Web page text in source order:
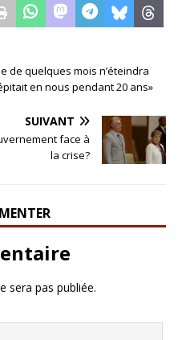
de quelques mois n’éteindra
en nous pendant 20 ans»
SUIVANT
face à
la crise?
sera pas publiée.